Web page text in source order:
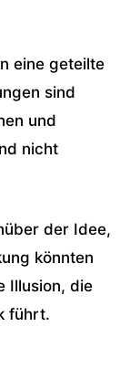
eine geteilte
sind
und
nicht
der Idee,
könnten
Illusion, die
führt.